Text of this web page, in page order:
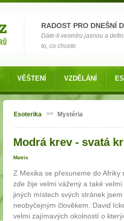
RADOST PRO DNEŠNÍ
Dáte-li vesmíru jasnou a
to, co chcete.
VĚŠTENÍ VZDĚLÁNÍ
Jste zde
Esoterika >> Mystéria
Modrá krev - svatá
Matrix
Z Mexika se přesuneme do
zde žije velmi vážený a také
jiných místech svých stránek
neobyčejným člověkem. David
velmi zajímavých okolností o